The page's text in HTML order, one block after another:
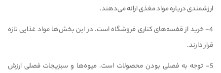
ارزشمندی درباره مواد مغذی ارائه می‌دهند.
4- خرید از قفسه‌های کناری فروشگاه است. در این بخش‌ها مواد غذایی تازه
قرار دارند.
5- توجه به فصلی بودن محصولات است. میوه‌ها و سبزیجات فصلی ارزش